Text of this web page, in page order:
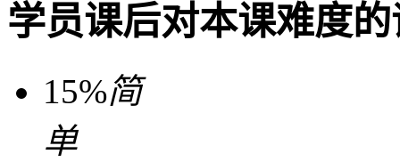
学员课后对本课难度
15%简
单